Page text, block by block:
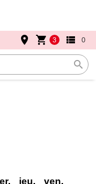
search
place shopping_cart 3 view_list 0